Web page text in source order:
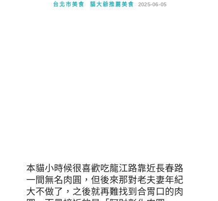
台北市美食 貓大爺推薦美食 2025-06-05
本貓小時候很喜歡吃龍江路靠近長春路
一間無名肉圓，但後來那對老夫妻年紀
大不做了，之後就再難找到合胃口的肉